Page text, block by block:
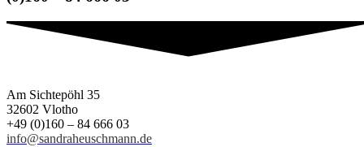
Am Sichtepöhl 35
32602 Vlotho
+49 (0)160 – 84 666 03
info@sandraheuschmann.de